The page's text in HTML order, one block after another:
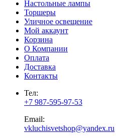
Настольные лампы
Торшеры
Уличное освещение
Мой аккаунт
Корзина
О Компании
Оплата
Доставка
Контакты
Тел:
+7 987-595-97-53
Email:
vkluchisvetshop@yandex.ru